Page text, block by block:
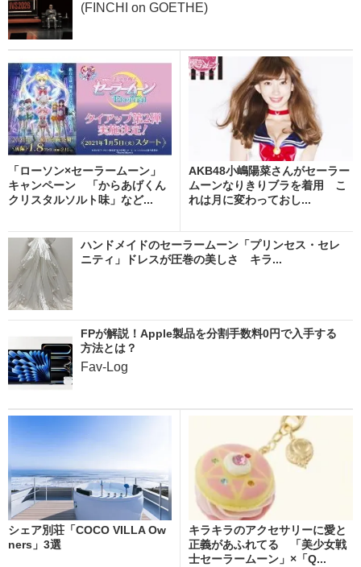
(FINCHI on GOETHE)
「ローソン×セーラームーン」
キャンペーン 「からあげくん
クリスタルソルト味」など...
AKB48小嶋陽菜さんがセーラー
ムーンなりきりブラを着用 こ
れは月に変わっておし...
ハンドメイドのセーラームーン「プリンセス・セレ
ニティ」ドレスが圧巻の美しさ キラ...
FPが解説！Apple製品を分割手数料0円で入手する
方法とは？
Fav-Log
シェア別荘「COCO VILLA Ow
ners」3選
キラキラのアクセサリーに愛と
正義があふれてる 「美少女戦
士セーラームーン」×「Q...